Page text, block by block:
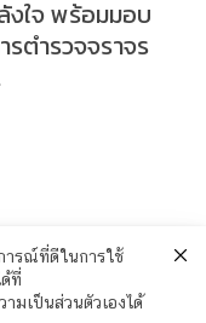
งใจ พร้อมมอบ
ตำรวจจราจร
ารณ์ที่ดีในการใช้
ที่
ามเป็นส่วนตัวเองได้